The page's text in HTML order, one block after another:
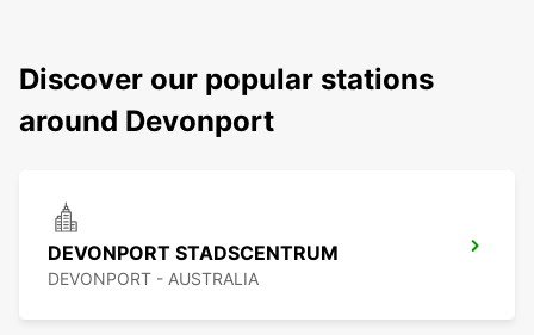
Discover our popular stations
around Devonport
DEVONPORT STADSCENTRUM
DEVONPORT - AUSTRALIA